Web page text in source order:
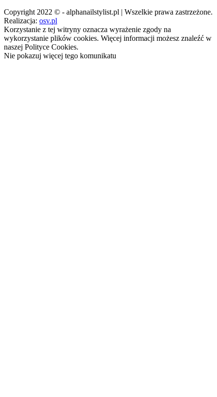
Copyright 2022 © - alphanailstylist.pl | Wszelkie prawa zastrzeżone.
Realizacja: osv.pl
Korzystanie z tej witryny oznacza wyrażenie zgody na
wykorzystanie plików cookies. Więcej informacji możesz znaleźć w
naszej Polityce Cookies.
Nie pokazuj więcej tego komunikatu